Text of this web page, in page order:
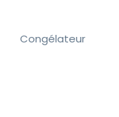
Congélateur